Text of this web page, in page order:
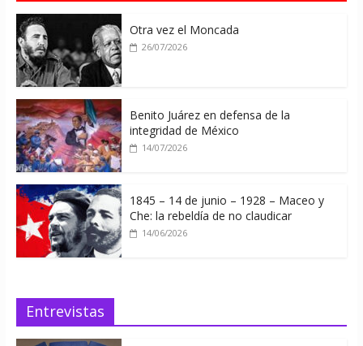
Otra vez el Moncada
26/07/2026
Benito Juárez en defensa de la
integridad de México
14/07/2026
1845 – 14 de junio – 1928 – Maceo y
Che: la rebeldía de no claudicar
14/06/2026
Entrevistas